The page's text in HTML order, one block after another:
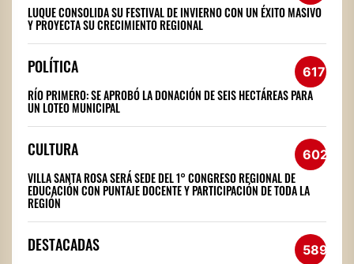
LUQUE CONSOLIDA SU FESTIVAL DE INVIERNO CON UN ÉXITO MASIVO
Y PROYECTA SU CRECIMIENTO REGIONAL
POLÍTICA 617
RÍO PRIMERO: SE APROBÓ LA DONACIÓN DE SEIS HECTÁREAS PARA
UN LOTEO MUNICIPAL
CULTURA 602
VILLA SANTA ROSA SERÁ SEDE DEL 1° CONGRESO REGIONAL DE
EDUCACIÓN CON PUNTAJE DOCENTE Y PARTICIPACIÓN DE TODA LA
REGIÓN
DESTACADAS 589